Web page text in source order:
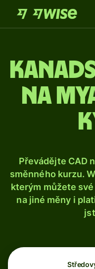
na
Převádějte CAD
směnného kurzu.
kterým můžete
na jiné měny i